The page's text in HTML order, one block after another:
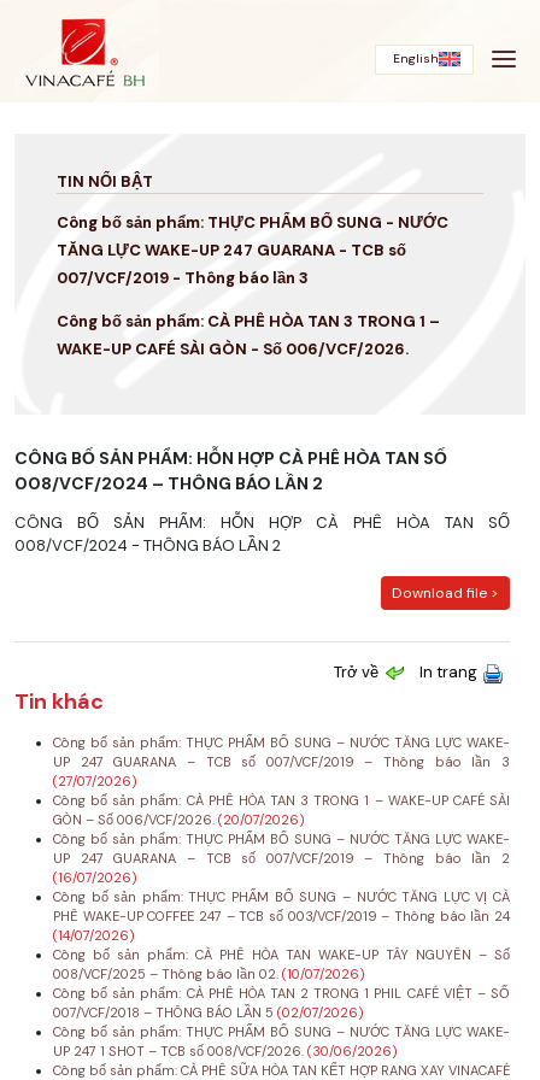
English
TIN NỔI BẬT
Công bố sản phẩm: THỰC PHẨM BỔ SUNG - NƯỚC
TĂNG LỰC WAKE-UP 247 GUARANA - TCB số
007/VCF/2019 - Thông báo lần 3
Công bố sản phẩm: CÀ PHÊ HÒA TAN 3 TRONG 1 –
WAKE-UP CAFÉ SÀI GÒN - Số 006/VCF/2026.
CÔNG BỐ SẢN PHẨM: HỖN HỢP CÀ PHÊ HÒA TAN SỐ
008/VCF/2024 – THÔNG BÁO LẦN 2
CÔNG BỐ SẢN PHẨM: HỖN HỢP CÀ PHÊ HÒA TAN SỐ
008/VCF/2024 - THÔNG BÁO LẦN 2
Download file >
Trở về In trang
Tin khác
Công bố sản phẩm: THỰC PHẨM BỔ SUNG – NƯỚC TĂNG LỰC WAKE-
UP 247 GUARANA – TCB số 007/VCF/2019 – Thông báo lần 3
(27/07/2026)
Công bố sản phẩm: CÀ PHÊ HÒA TAN 3 TRONG 1 – WAKE-UP CAFÉ SÀI
GÒN – Số 006/VCF/2026. (20/07/2026)
Công bố sản phẩm: THỰC PHẨM BỔ SUNG – NƯỚC TĂNG LỰC WAKE-
UP 247 GUARANA – TCB số 007/VCF/2019 – Thông báo lần 2
(16/07/2026)
Công bố sản phẩm: THỰC PHẨM BỔ SUNG – NƯỚC TĂNG LỰC VỊ CÀ
PHÊ WAKE-UP COFFEE 247 – TCB số 003/VCF/2019 – Thông báo lần 24
(14/07/2026)
Công bố sản phẩm: CÀ PHÊ HÒA TAN WAKE-UP TÂY NGUYÊN – Số
008/VCF/2025 – Thông báo lần 02. (10/07/2026)
Công bố sản phẩm: CÀ PHÊ HÒA TAN 2 TRONG 1 PHIL CAFÉ VIỆT – SỐ
007/VCF/2018 – THÔNG BÁO LẦN 5 (02/07/2026)
Công bố sản phẩm: THỰC PHẨM BỔ SUNG – NƯỚC TĂNG LỰC WAKE-
UP 247 1 SHOT – TCB số 008/VCF/2026. (30/06/2026)
Công bố sản phẩm: CÀ PHÊ SỮA HÒA TAN KẾT HỢP RANG XAY VINACAFÉ